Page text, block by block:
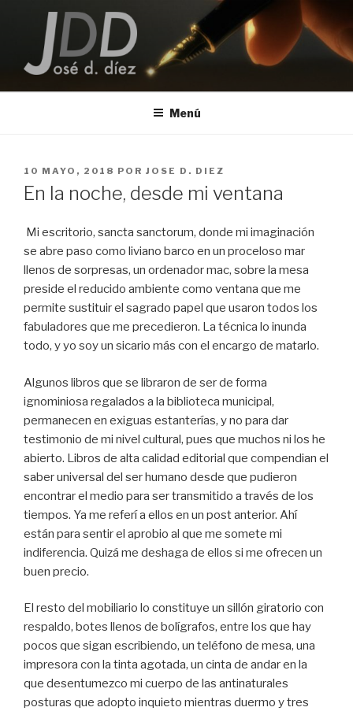
contenido
JOSE D. DIEZ
Menú
PUBLICADO
EL
10 MAYO, 2018 POR JOSE D. DIEZ
En la noche, desde mi ventana
Mi escritorio, sancta sanctorum, donde mi imaginación
se abre paso como liviano barco en un proceloso mar
llenos de sorpresas, un ordenador mac, sobre la mesa
preside el reducido ambiente como ventana que me
permite sustituir el sagrado papel que usaron todos los
fabuladores que me precedieron. La técnica lo inunda
todo, y yo soy un sicario más con el encargo de matarlo.
Algunos libros que se libraron de ser de forma
ignominiosa regalados a la biblioteca municipal,
permanecen en exiguas estanterías, y no para dar
testimonio de mi nivel cultural, pues que muchos ni los he
abierto. Libros de alta calidad editorial que compendian el
saber universal del ser humano desde que pudieron
encontrar el medio para ser transmitido a través de los
tiempos. Ya me referí a ellos en un post anterior. Ahí
están para sentir el aprobio al que me somete mi
indiferencia. Quizá me deshaga de ellos si me ofrecen un
buen precio.
El resto del mobiliario lo constituye un sillón giratorio con
respaldo, botes llenos de bolígrafos, entre los que hay
pocos que sigan escribiendo, un teléfono de mesa, una
impresora con la tinta agotada, un cinta de andar en la
que desentumezco mi cuerpo de las antinaturales
posturas que adopto inquieto mientras duermo y tres